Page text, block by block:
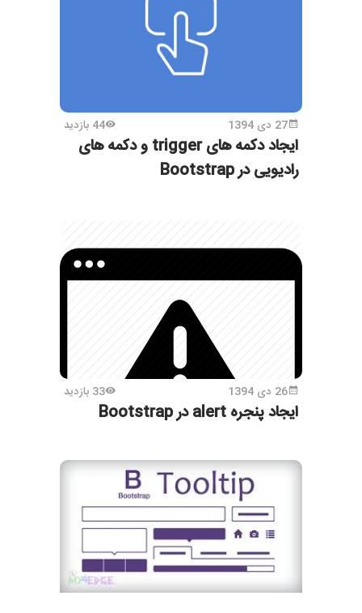
27 دی 1394 44 بازدید
ایجاد دکمه های trigger و دکمه های
رادیویی در Bootstrap
26 دی 1394 33 بازدید
ایجاد پنجره alert در Bootstrap